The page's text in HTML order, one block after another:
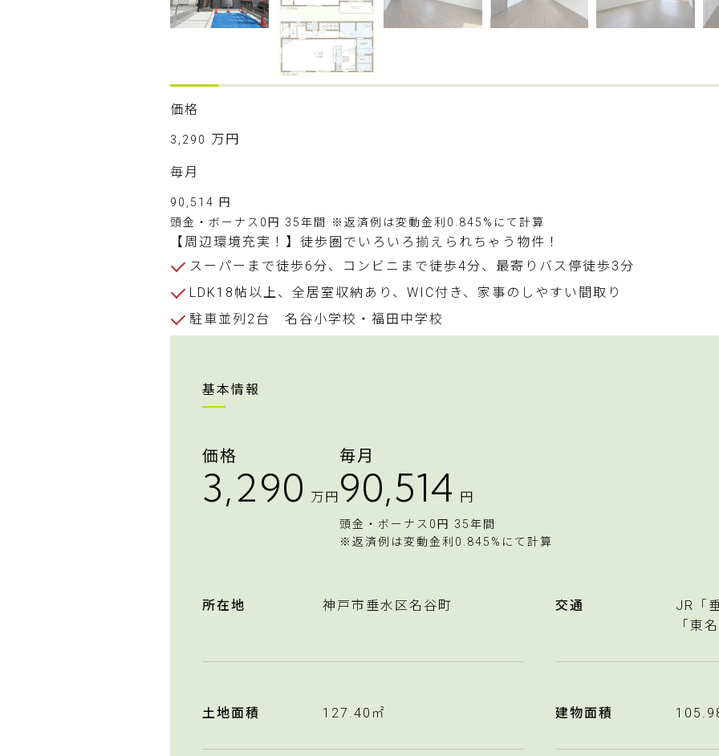
価格
3,290 万円
毎月
90,514 円
頭金・ボーナス0円 35年間
※返済例は変動金利0.845%にて計算
【周辺環境充実！】徒歩圏でいろいろ揃えられちゃう物件！
スーパーまで徒歩6分、コンビニまで徒歩4分、最寄りバス停徒歩3分
LDK18帖以上、全居室収納あり、WIC付き、家事のしやすい間取り
駐車並列2台 名谷小学校・福田中学校
基本情報
価格
3,290 万円
毎月
90,514 円
頭金・ボーナス0円 35年間
※返済例は変動金利0.845%にて計算
所在地 神戸市垂水区名谷町 交通
JR「
「東
土地面積 127.40㎡ 建物面積